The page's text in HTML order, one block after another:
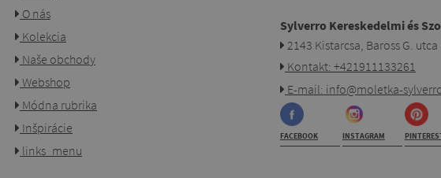
O nás
Kolekcia
Naše obchody
Webshop
Módna rubrika
Inšpirácie
links_menu
Sylverro Kereskedelmi és
2143 Kistarcsa, Baross G.
Kontakt: +421911133261
E-mail: info@moletka-
FACEBOOK INSTAGRAM